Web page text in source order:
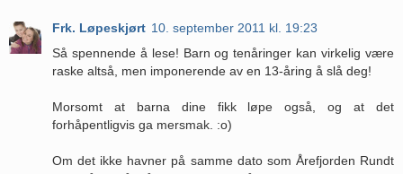
Frk. Løpeskjørt 10. september 2011 kl. 19:23
Så spennende å lese! Barn og tenåringer kan virkelig være
raske altså, men imponerende av en 13-åring å slå deg!
Morsomt at barna dine fikk løpe også, og at det
forhåpentligvis ga mersmak. :o)
Om det ikke havner på samme dato som Årefjorden Rundt